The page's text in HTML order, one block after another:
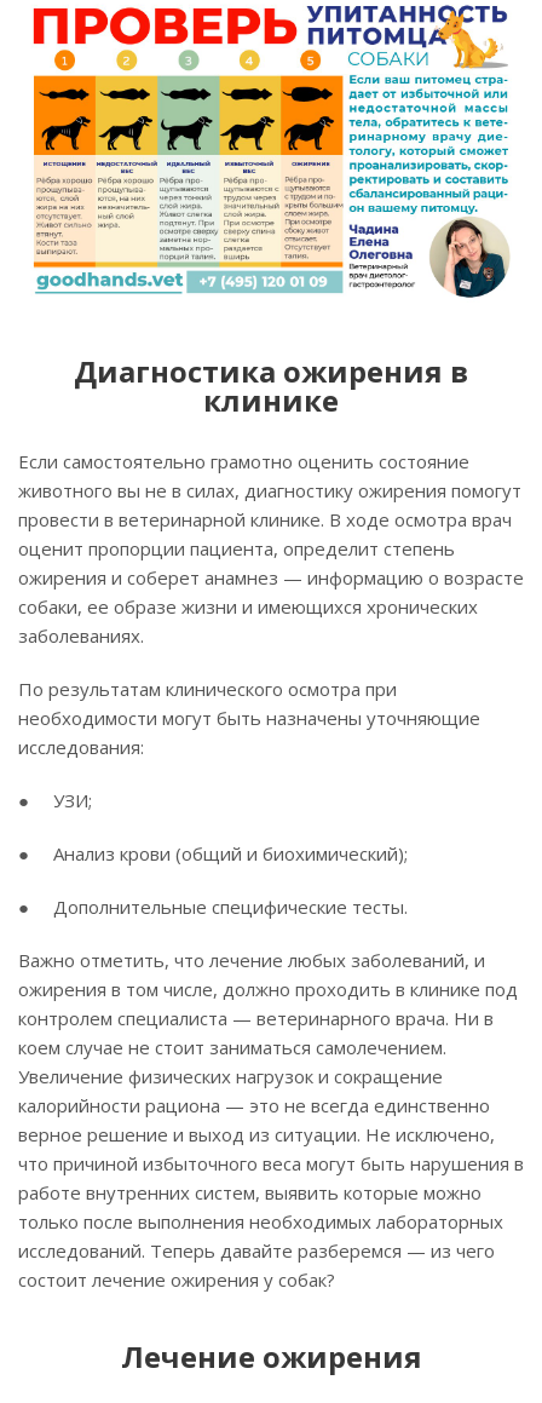
Диагностика ожирения в
клинике
Если самостоятельно грамотно оценить состояние
животного вы не в силах, диагностику ожирения помогут
провести в ветеринарной клинике. В ходе осмотра врач
оценит пропорции пациента, определит степень
ожирения и соберет анамнез — информацию о возрасте
собаки, ее образе жизни и имеющихся хронических
заболеваниях.
По результатам клинического осмотра при
необходимости могут быть назначены уточняющие
исследования:
● УЗИ;
● Анализ крови (общий и биохимический);
● Дополнительные специфические тесты.
Важно отметить, что лечение любых заболеваний, и
ожирения в том числе, должно проходить в клинике под
контролем специалиста — ветеринарного врача. Ни в
коем случае не стоит заниматься самолечением.
Увеличение физических нагрузок и сокращение
калорийности рациона — это не всегда единственно
верное решение и выход из ситуации. Не исключено,
что причиной избыточного веса могут быть нарушения в
работе внутренних систем, выявить которые можно
только после выполнения необходимых лабораторных
исследований. Теперь давайте разберемся — из чего
состоит лечение ожирения у собак?
Лечение ожирения